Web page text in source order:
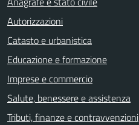
Autorizzazioni
Catasto e urbanistica
Educazione e formazione
Imprese e commercio
Salute, benessere e assistenza
Tributi, finanze e contravvenzioni